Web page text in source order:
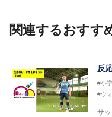
協会公認
【指導歴】
Fリーグ
表監督
日本サッ
（アジア
関連するおすす
反
#小
#ウ
サ